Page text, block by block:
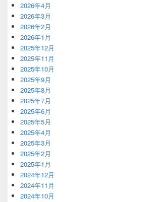
リ
ア
2026年4月
2026年3月
2026年2月
2026年1月
2025年12月
2025年11月
2025年10月
2025年9月
2025年8月
2025年7月
2025年6月
2025年5月
2025年4月
2025年3月
2025年2月
2025年1月
2024年12月
2024年11月
2024年10月